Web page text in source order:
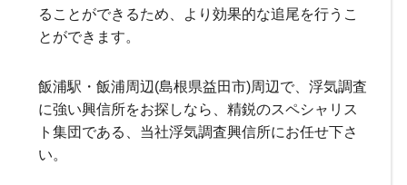
ることができるため、より効果的な追尾を行うこ
とができます。
飯浦駅・飯浦周辺(島根県益田市)周辺で、浮気調査
に強い興信所をお探しなら、精鋭のスペシャリス
ト集団である、当社浮気調査興信所にお任せ下さ
い。